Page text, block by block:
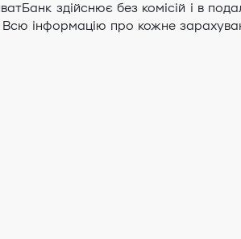
здійснює без комісій і в
інформацію про кожне